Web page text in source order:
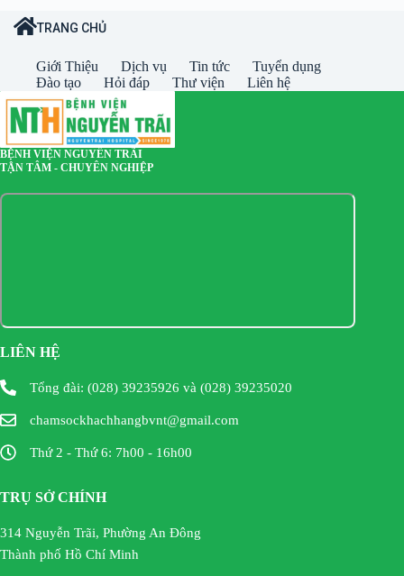
TRANG CHỦ
Giới Thiệu Dịch vụ Tin tức
Tuyển dụng
Đào tạo
Hỏi đáp Thư viện Liên hệ
BỆNH VIỆN NGUYỄN TRÃI
TẬN TÂM - CHUYÊN NGHIỆP
LIÊN HỆ
Tổng đài: (028) 39235926 và (028) 39235020
chamsockhachhangbvnt@gmail.com
Thứ 2 - Thứ 6: 7h00 - 16h00
TRỤ SỞ CHÍNH
314 Nguyễn Trãi, Phường An Đông
Thành phố Hồ Chí Minh